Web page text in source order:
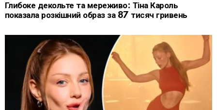
Глибоке декольте та мереживо: Тіна Кароль
показала розкішний образ за 87 тисяч гривень